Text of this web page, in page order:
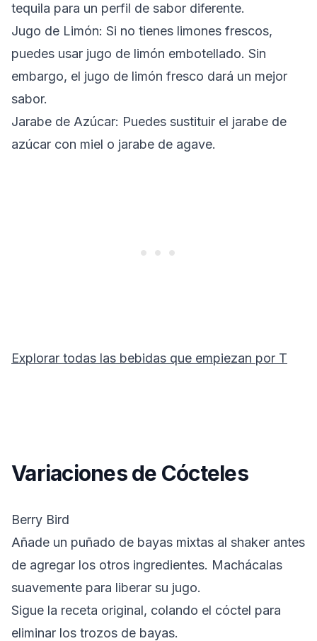
tequila para un perfil de sabor diferente.
Jugo de Limón: Si no tienes limones frescos,
puedes usar jugo de limón embotellado. Sin
embargo, el jugo de limón fresco dará un mejor
sabor.
Jarabe de Azúcar: Puedes sustituir el jarabe de
azúcar con miel o jarabe de agave.
Explorar todas las bebidas que empiezan por T
Variaciones de Cócteles
Berry Bird
Añade un puñado de bayas mixtas al shaker antes
de agregar los otros ingredientes. Machácalas
suavemente para liberar su jugo.
Sigue la receta original, colando el cóctel para
eliminar los trozos de bayas.